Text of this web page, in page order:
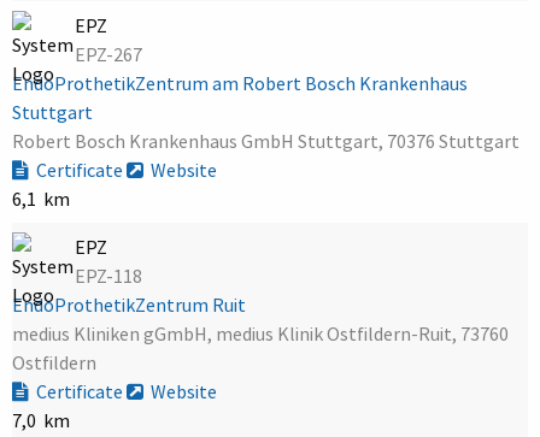
EPZ
EPZ-267
EndoProthetikZentrum am Robert Bosch Krankenhaus
Stuttgart
Robert Bosch Krankenhaus GmbH Stuttgart, 70376 Stuttgart
Certificate
Website
6,1 km
EPZ
EPZ-118
EndoProthetikZentrum Ruit
medius Kliniken gGmbH, medius Klinik Ostfildern-Ruit, 73760
Ostfildern
Certificate
Website
7,0 km